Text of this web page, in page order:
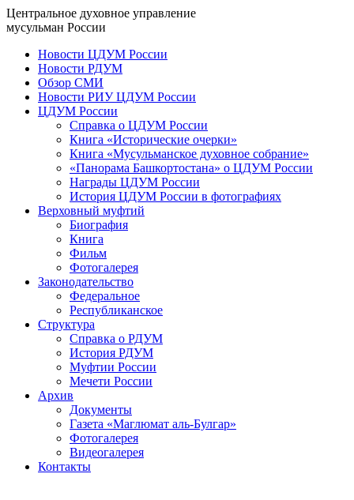
Центральное духовное управление
мусульман России
Новости ЦДУМ России
Новости РДУМ
Обзор СМИ
Новости РИУ ЦДУМ России
ЦДУМ России
Справка о ЦДУМ России
Книга «Исторические очерки»
Книга «Мусульманское духовное собрание»
«Панорама Башкортостана» о ЦДУМ России
Награды ЦДУМ России
История ЦДУМ России в фотографиях
Верховный муфтий
Биография
Книга
Фильм
Фотогалерея
Законодательство
Федеральное
Республиканское
Структура
Справка о РДУМ
История РДУМ
Муфтии России
Мечети России
Архив
Документы
Газета «Маглюмат аль-Булгар»
Фотогалерея
Видеогалерея
Контакты